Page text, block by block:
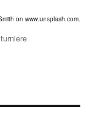
on www.unsplash.com.